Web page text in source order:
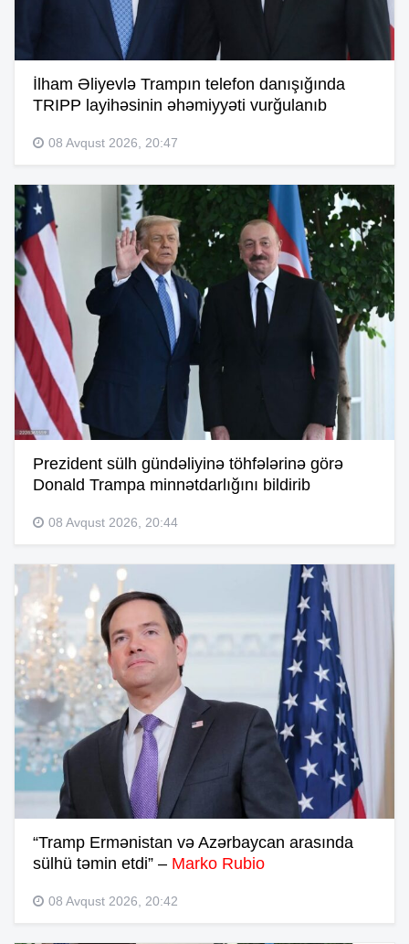
İlham Əliyevlə Trampın telefon danışığında
TRIPP layihəsinin əhəmiyyəti vurğulanıb
08 Avqust 2026, 20:47
Prezident sülh gündəliyinə töhfələrinə görə
Donald Trampa minnətdarlığını bildirib
08 Avqust 2026, 20:44
“Tramp Ermənistan və Azərbaycan arasında
sülhü təmin etdi” – Marko Rubio
08 Avqust 2026, 20:42